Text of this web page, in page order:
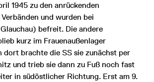
1945 zu den anrückenden
und wurden bei
befreit. Die andere
kurz im Frauenaußenlager
dort brachte die SS sie zunächst per
und trieb sie dann zu Fuß noch fast
in südöstlicher Richtung. Erst am 9.